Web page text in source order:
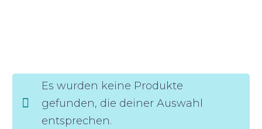
Es wurden keine Produkte
gefunden, die deiner Auswahl
entsprechen.